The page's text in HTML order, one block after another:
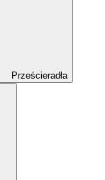
Prześcieradła